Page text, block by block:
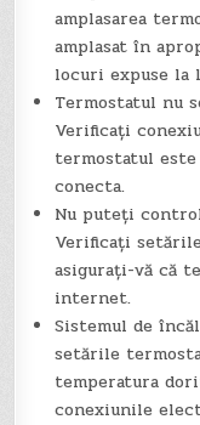
amplasarea
amplasat în
locuri expuse la
Termostatul nu
Verificați
termostatul
conecta.
Nu puteți
Verificați
asigurați-vă că
internet.
Sistemul de
setările
temperatura
conexiunile